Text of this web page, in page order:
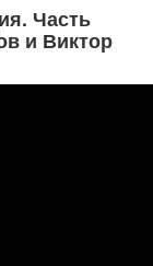
Часть
и Виктор